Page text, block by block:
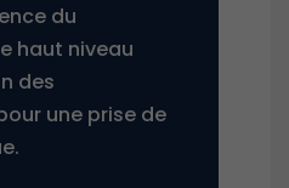
du
haut niveau
des
une prise de